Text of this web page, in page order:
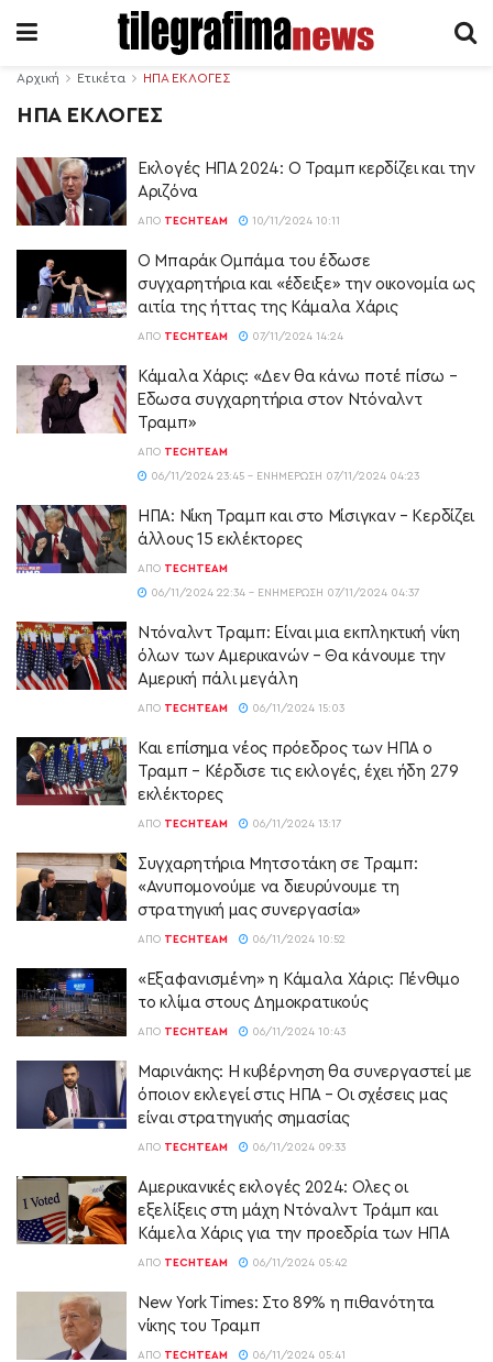
Αρχική Ετικέτα ΗΠΑ ΕΚΛΟΓΕΣ
ΗΠΑ ΕΚΛΟΓΕΣ
Εκλογές ΗΠΑ 2024: Ο Τραμπ κερδίζει και την
Αριζόνα
ΑΠΌ TECHTEAM 10/11/2024 10:11
Ο Μπαράκ Ομπάμα του έδωσε
συγχαρητήρια και «έδειξε» την οικονομία ως
αιτία της ήττας της Κάμαλα Χάρις
ΑΠΌ TECHTEAM 07/11/2024 14:24
Κάμαλα Χάρις: «Δεν θα κάνω ποτέ πίσω –
Έδωσα συγχαρητήρια στον Ντόναλντ
Τραμπ»
ΑΠΌ TECHTEAM
06/11/2024 23:45 - ΕΝΗΜΈΡΩΣΗ 07/11/2024 04:23
ΗΠΑ: Νίκη Τραμπ και στο Μίσιγκαν – Κερδίζει
άλλους 15 εκλέκτορες
ΑΠΌ TECHTEAM
06/11/2024 22:34 - ΕΝΗΜΈΡΩΣΗ 07/11/2024 04:37
Ντόναλντ Τραμπ: Είναι μια εκπληκτική νίκη
όλων των Αμερικανών – Θα κάνουμε την
Αμερική πάλι μεγάλη
ΑΠΌ TECHTEAM 06/11/2024 15:03
Και επίσημα νέος πρόεδρος των ΗΠΑ ο
Τραμπ – Κέρδισε τις εκλογές, έχει ήδη 279
εκλέκτορες
ΑΠΌ TECHTEAM 06/11/2024 13:17
Συγχαρητήρια Μητσοτάκη σε Τραμπ:
«Ανυπομονούμε να διευρύνουμε τη
στρατηγική μας συνεργασία»
ΑΠΌ TECHTEAM 06/11/2024 10:52
«Εξαφανισμένη» η Κάμαλα Χάρις: Πένθιμο
το κλίμα στους Δημοκρατικούς
ΑΠΌ TECHTEAM 06/11/2024 10:43
Μαρινάκης: Η κυβέρνηση θα συνεργαστεί με
όποιον εκλεγεί στις ΗΠΑ – Οι σχέσεις μας
είναι στρατηγικής σημασίας
ΑΠΌ TECHTEAM 06/11/2024 09:33
Αμερικανικές εκλογές 2024: Ολες οι
εξελίξεις στη μάχη Ντόναλντ Τράμπ και
Κάμελα Χάρις για την προεδρία των ΗΠΑ
ΑΠΌ TECHTEAM 06/11/2024 05:42
New York Times: Στο 89% η πιθανότητα
νίκης του Τραμπ
ΑΠΌ TECHTEAM 06/11/2024 05:41